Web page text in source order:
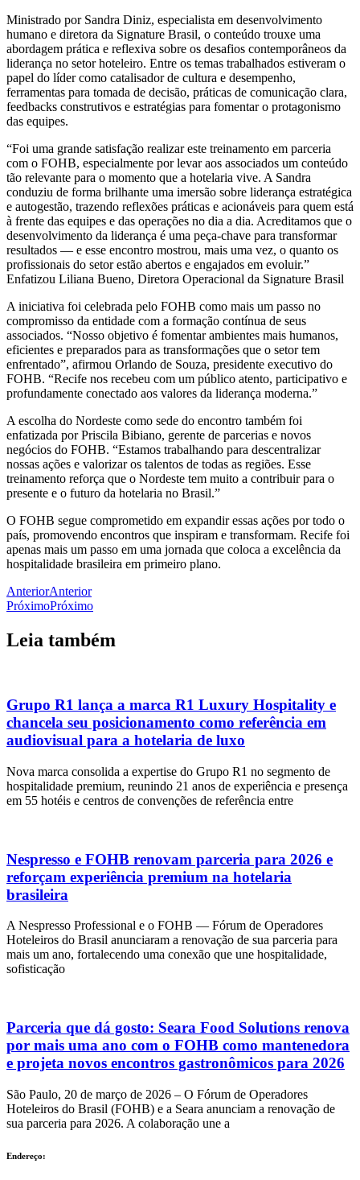
Ministrado por Sandra Diniz, especialista em desenvolvimento
humano e diretora da Signature Brasil, o conteúdo trouxe uma
abordagem prática e reflexiva sobre os desafios contemporâneos da
liderança no setor hoteleiro. Entre os temas trabalhados estiveram o
papel do líder como catalisador de cultura e desempenho,
ferramentas para tomada de decisão, práticas de comunicação clara,
feedbacks construtivos e estratégias para fomentar o protagonismo
das equipes.
“Foi uma grande satisfação realizar este treinamento em parceria
com o FOHB, especialmente por levar aos associados um conteúdo
tão relevante para o momento que a hotelaria vive. A Sandra
conduziu de forma brilhante uma imersão sobre liderança estratégica
e autogestão, trazendo reflexões práticas e acionáveis para quem está
à frente das equipes e das operações no dia a dia. Acreditamos que o
desenvolvimento da liderança é uma peça-chave para transformar
resultados — e esse encontro mostrou, mais uma vez, o quanto os
profissionais do setor estão abertos e engajados em evoluir.”
Enfatizou Liliana Bueno, Diretora Operacional da Signature Brasil
A iniciativa foi celebrada pelo FOHB como mais um passo no
compromisso da entidade com a formação contínua de seus
associados. “Nosso objetivo é fomentar ambientes mais humanos,
eficientes e preparados para as transformações que o setor tem
enfrentado”, afirmou Orlando de Souza, presidente executivo do
FOHB. “Recife nos recebeu com um público atento, participativo e
profundamente conectado aos valores da liderança moderna.”
A escolha do Nordeste como sede do encontro também foi
enfatizada por Priscila Bibiano, gerente de parcerias e novos
negócios do FOHB. “Estamos trabalhando para descentralizar
nossas ações e valorizar os talentos de todas as regiões. Esse
treinamento reforça que o Nordeste tem muito a contribuir para o
presente e o futuro da hotelaria no Brasil.”
O FOHB segue comprometido em expandir essas ações por todo o
país, promovendo encontros que inspiram e transformam. Recife foi
apenas mais um passo em uma jornada que coloca a excelência da
hospitalidade brasileira em primeiro plano.
AnteriorAnterior
PróximoPróximo
Leia também
Grupo R1 lança a marca R1 Luxury Hospitality e
chancela seu posicionamento como referência em
audiovisual para a hotelaria de luxo
Nova marca consolida a expertise do Grupo R1 no segmento de
hospitalidade premium, reunindo 21 anos de experiência e presença
em 55 hotéis e centros de convenções de referência entre
Nespresso e FOHB renovam parceria para 2026 e
reforçam experiência premium na hotelaria
brasileira
A Nespresso Professional e o FOHB — Fórum de Operadores
Hoteleiros do Brasil anunciaram a renovação de sua parceria para
mais um ano, fortalecendo uma conexão que une hospitalidade,
sofisticação
Parceria que dá gosto: Seara Food Solutions renova
por mais uma ano com o FOHB como mantenedora
e projeta novos encontros gastronômicos para 2026
São Paulo, 20 de março de 2026 – O Fórum de Operadores
Hoteleiros do Brasil (FOHB) e a Seara anunciam a renovação de
sua parceria para 2026. A colaboração une a
Endereço: